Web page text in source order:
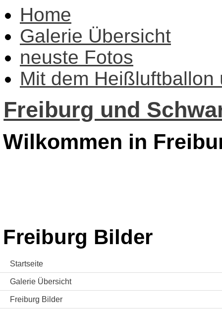
Home
Galerie Übersicht
neuste Fotos
Mit dem Heißluftballon
Freiburg und
Wilkommen in
Freiburg Bilder
Startseite
Galerie Übersicht
Freiburg Bilder